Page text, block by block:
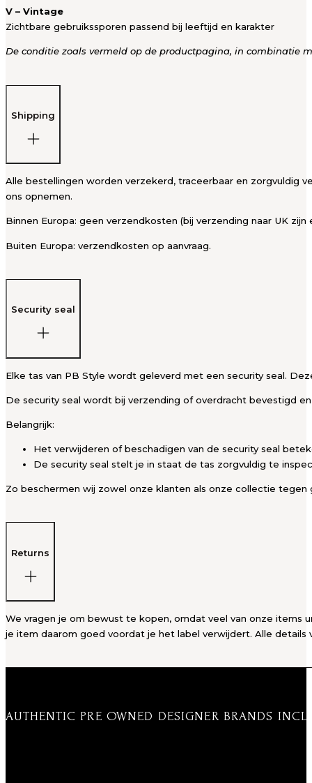
V – Vintage
Zichtbare gebruikssporen passend bij leeftijd en karakter
De conditie zoals vermeld op de productpagina, in combinatie
Shipping
Alle bestellingen worden verzekerd, traceerbaar en zorgvuldig
ons opnemen.
Binnen Europa: geen verzendkosten (bij verzending naar UK
Buiten Europa: verzendkosten op aanvraag.
Security seal
Elke tas van PB Style wordt geleverd met een security seal.
De security seal wordt bij verzending of overdracht bevestigd
Belangrijk:
Het verwijderen of beschadigen van de security seal
De security seal stelt je in staat de tas zorgvuldig te
Zo beschermen wij zowel onze klanten als onze collectie tegen
Returns
We vragen je om bewust te kopen, omdat veel van onze items
je item daarom goed voordat je het label verwijdert. Alle details
AUTHENTIC PRE OWNED DESIGNER BRANDS